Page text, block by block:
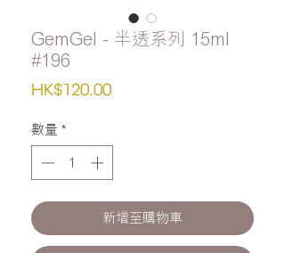
GemGel - 半透系列 15ml
#196
HK$120.00價
數量 *
新增至購物車